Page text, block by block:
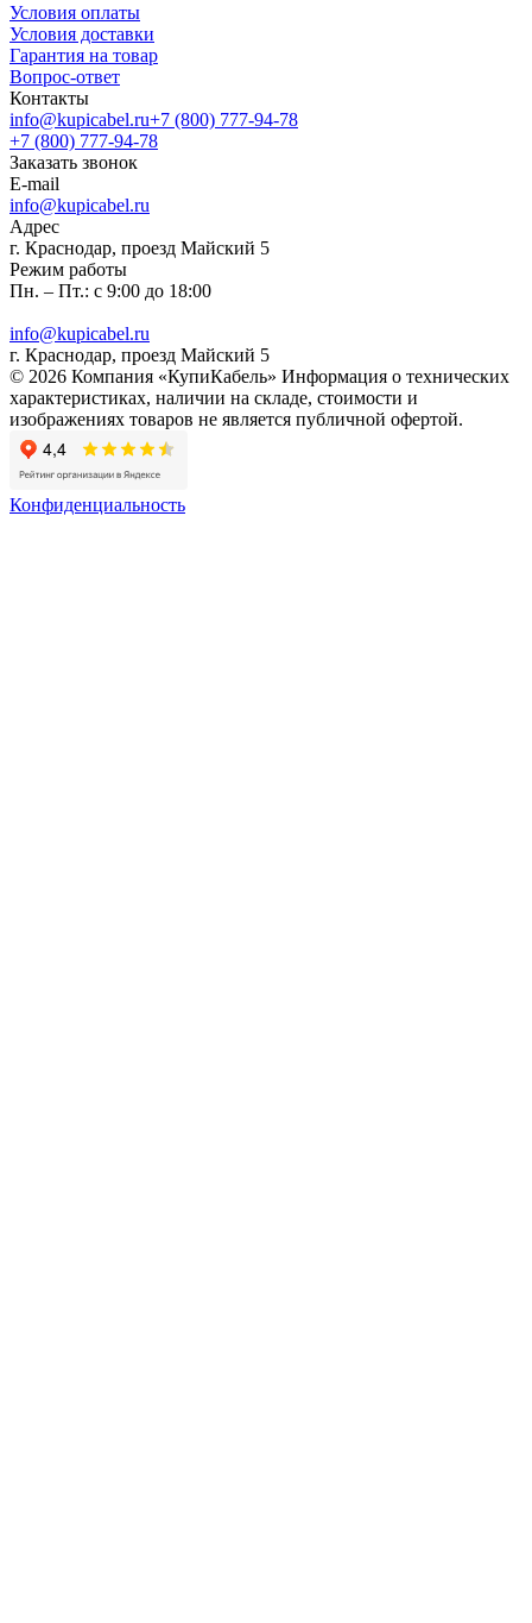
Условия оплаты
Условия доставки
Гарантия на товар
Вопрос-ответ
Контакты
info@kupicabel.ru+7 (800) 777-94-78
+7 (800) 777-94-78
Заказать звонок
E-mail
info@kupicabel.ru
Адрес
г. Краснодар, проезд Майский 5
Режим работы
Пн. – Пт.: с 9:00 до 18:00
info@kupicabel.ru
г. Краснодар, проезд Майский 5
© 2026 Компания «КупиКабель» Информация о технических
характеристиках, наличии на складе, стоимости и
изображениях товаров не является публичной офертой.
Конфиденциальность